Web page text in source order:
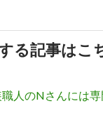
る記事はこ
人のNさんには